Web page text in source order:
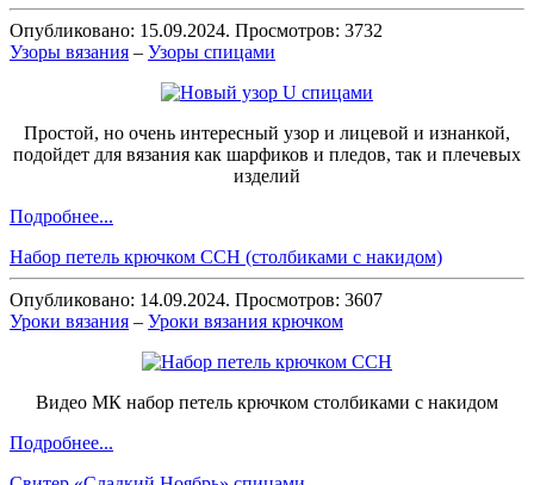
Опубликовано: 15.09.2024. Просмотров: 3732
Узоры вязания – Узоры спицами
Простой, но очень интересный узор и лицевой и изнанкой,
подойдет для вязания как шарфиков и пледов, так и плечевых
изделий
Подробнее...
Набор петель крючком ССН (столбиками с накидом)
Опубликовано: 14.09.2024. Просмотров: 3607
Уроки вязания – Уроки вязания крючком
Видео МК набор петель крючком столбиками с накидом
Подробнее...